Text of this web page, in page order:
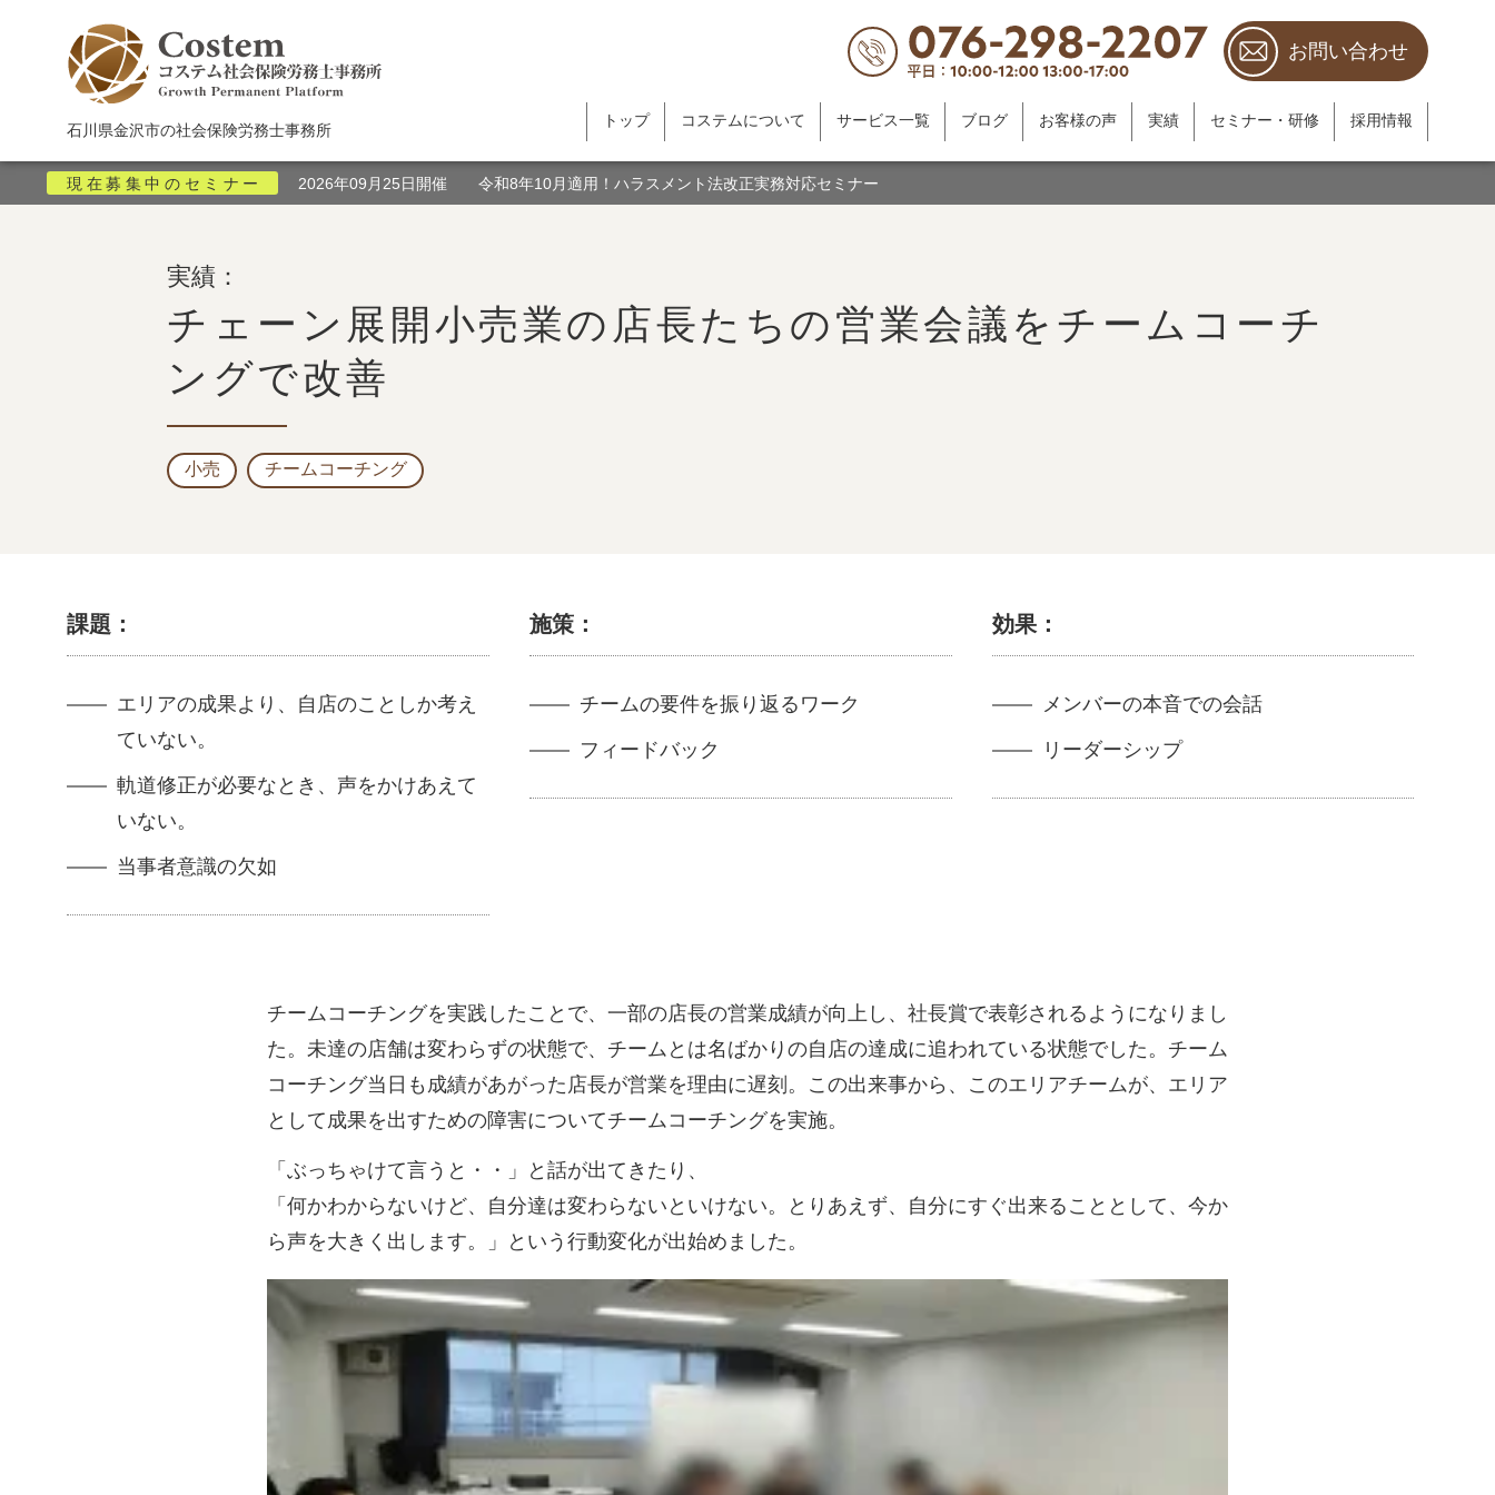
石川県金沢市の社会保険労務士事務所
お問い合わせ
トップ コステムについて サービス一覧 ブログ お客様の声 実績 セミナー・研修 採用情報
現在募集中のセミナー 2026年09月25日開催 令和8年10月適用！ハラスメント法改正実務対応セミナー
実績：
チェーン展開小売業の店長たちの営業会議をチームコーチ
ングで改善
小売 チームコーチング
課題：
エリアの成果より、自店のことしか考え
ていない。
軌道修正が必要なとき、声をかけあえて
いない。
当事者意識の欠如
施策：
チームの要件を振り返るワーク
フィードバック
効果：
メンバーの本音での会話
リーダーシップ
チームコーチングを実践したことで、一部の店長の営業成績が向上し、社長賞で表彰されるようになりまし
た。未達の店舗は変わらずの状態で、チームとは名ばかりの自店の達成に追われている状態でした。チーム
コーチング当日も成績があがった店長が営業を理由に遅刻。この出来事から、このエリアチームが、エリア
として成果を出すための障害についてチームコーチングを実施。
「ぶっちゃけて言うと・・」と話が出てきたり、
「何かわからないけど、自分達は変わらないといけない。とりあえず、自分にすぐ出来ることとして、今か
ら声を大きく出します。」という行動変化が出始めました。